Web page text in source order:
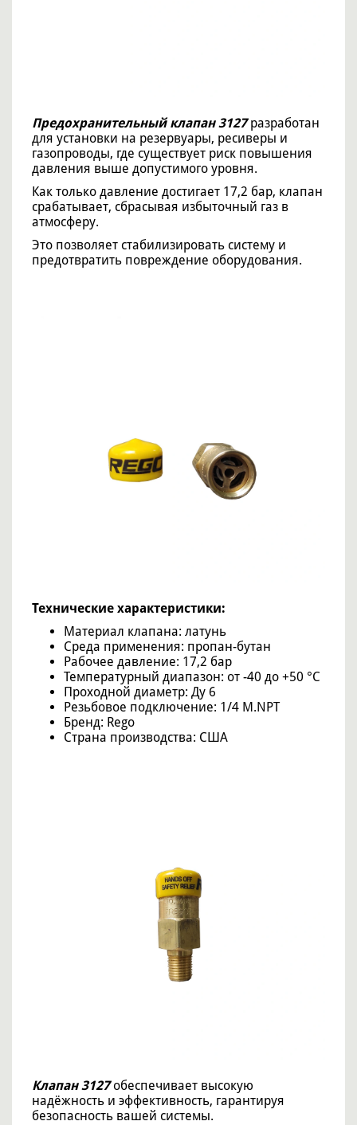
Предохранительный клапан 3127разработан
для установки на резервуары, ресиверы и
газопроводы, где существует риск повышения
давления выше допустимого уровня.
Как только давление достигает 17,2 бар, клапан
срабатывает, сбрасывая избыточный газ в
атмосферу.
Это позволяет стабилизировать систему и
предотвратить повреждение оборудования.
Технические характеристики:
Материал клапана: латунь
Среда применения: пропан-бутан
Рабочее давление: 17,2 бар
Температурный диапазон: от -40 до +50 °C
Проходной диаметр: Ду 6
Резьбовое подключение: 1/4 M.NPT
Бренд: Rego
Страна производства: США
Клапан 3127обеспечивает высокую
надёжность и эффективность, гарантируя
безопасность вашей системы.